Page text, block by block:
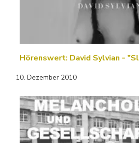
Hörenswert: David Sylvian -
10. Dezember 2010